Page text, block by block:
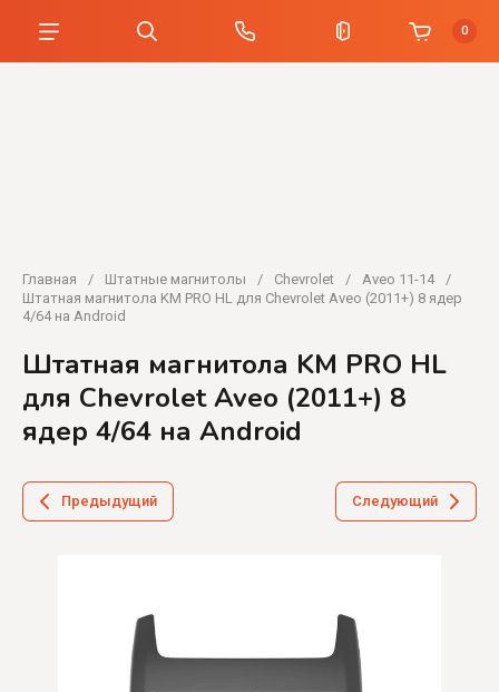
0
Главная / Штатные магнитолы / Chevrolet / Aveo 11-14
/
Штатная магнитола KM PRO HL для Chevrolet Aveo (2011+) 8 ядер
4/64 на Android
Штатная магнитола KM PRO HL
для Chevrolet Aveo (2011+) 8
ядер 4/64 на Android
Предыдущий Следующий